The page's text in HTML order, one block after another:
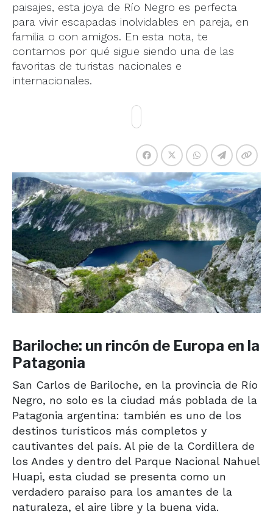
paisajes, esta joya de Río Negro es perfecta
para vivir escapadas inolvidables en pareja, en
familia o con amigos. En esta nota, te
contamos por qué sigue siendo una de las
favoritas de turistas nacionales e
internacionales.
Bariloche: un rincón de Europa en la
Patagonia
San Carlos de Bariloche, en la provincia de Río
Negro, no solo es la ciudad más poblada de la
Patagonia argentina: también es uno de los
destinos turísticos más completos y
cautivantes del país. Al pie de la Cordillera de
los Andes y dentro del Parque Nacional Nahuel
Huapi, esta ciudad se presenta como un
verdadero paraíso para los amantes de la
naturaleza, el aire libre y la buena vida.